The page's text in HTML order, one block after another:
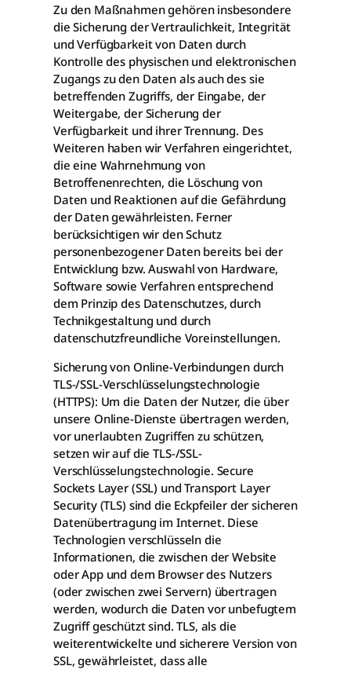
Zu den Maßnahmen gehören insbesondere
die Sicherung der Vertraulichkeit, Integrität
und Verfügbarkeit von Daten durch
Kontrolle des physischen und elektronischen
Zugangs zu den Daten als auch des sie
betreffenden Zugriffs, der Eingabe, der
Weitergabe, der Sicherung der
Verfügbarkeit und ihrer Trennung. Des
Weiteren haben wir Verfahren eingerichtet,
die eine Wahrnehmung von
Betroffenenrechten, die Löschung von
Daten und Reaktionen auf die Gefährdung
der Daten gewährleisten. Ferner
berücksichtigen wir den Schutz
personenbezogener Daten bereits bei der
Entwicklung bzw. Auswahl von Hardware,
Software sowie Verfahren entsprechend
dem Prinzip des Datenschutzes, durch
Technikgestaltung und durch
datenschutzfreundliche Voreinstellungen.
Sicherung von Online-Verbindungen durch
TLS-/SSL-Verschlüsselungstechnologie
(HTTPS): Um die Daten der Nutzer, die über
unsere Online-Dienste übertragen werden,
vor unerlaubten Zugriffen zu schützen,
setzen wir auf die TLS-/SSL-
Verschlüsselungstechnologie. Secure
Sockets Layer (SSL) und Transport Layer
Security (TLS) sind die Eckpfeiler der sicheren
Datenübertragung im Internet. Diese
Technologien verschlüsseln die
Informationen, die zwischen der Website
oder App und dem Browser des Nutzers
(oder zwischen zwei Servern) übertragen
werden, wodurch die Daten vor unbefugtem
Zugriff geschützt sind. TLS, als die
weiterentwickelte und sicherere Version von
SSL, gewährleistet, dass alle